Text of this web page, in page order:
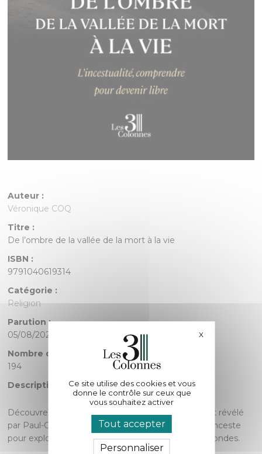
Auteur :
Véronique COQ
Titre :
De l’ombre de la vallée de la mort à la vie
ISBN :
9791040619314
Catégorie :
Religion
Parution :
05/08/2025
Nombre de pages :
194
Description :
Découvrez les méandres de l’incestuel, un concept révélé
par Paul-Claude Racamier, qui transcende l’acte d’inceste
pour explorer ses implications psychologiques profondes.
Ce site utilise des cookies et vous
donne le contrôle sur ceux que
vous souhaitez activer
Tout accepter
Personnaliser
XMasquer le